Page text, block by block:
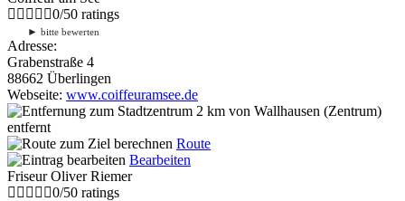
0/50 ratings
► bitte bewerten
Adresse:
Grabenstraße 4
88662 Überlingen
Webseite: www.coiffeuramsee.de
2 km von Wallhausen (Zentrum)
entfernt
Route
Bearbeiten
Friseur Oliver Riemer
0/50 ratings